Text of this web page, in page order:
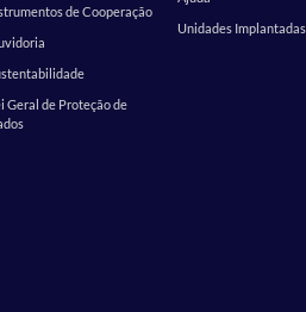
de Cooperação
Geral de Proteção de
Unidades Implantadas